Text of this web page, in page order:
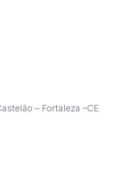
– Fortaleza –CE